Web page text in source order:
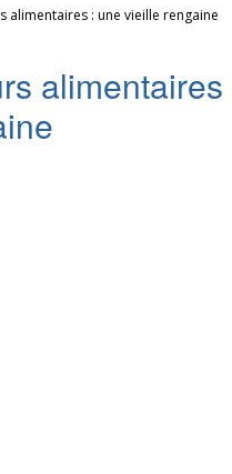
alimentaires : une vieille rengaine
alimentaires